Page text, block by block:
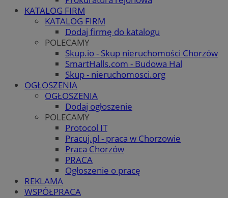
KATALOG FIRM
KATALOG FIRM
Dodaj firmę do katalogu
POLECAMY
Skup.io - Skup nieruchomości Chorzów
SmartHalls.com - Budowa Hal
Skup - nieruchomosci.org
OGŁOSZENIA
OGŁOSZENIA
Dodaj ogłoszenie
POLECAMY
Protocol IT
Pracuj.pl - praca w Chorzowie
Praca Chorzów
PRACA
Ogłoszenie o pracę
REKLAMA
WSPÓŁPRACA